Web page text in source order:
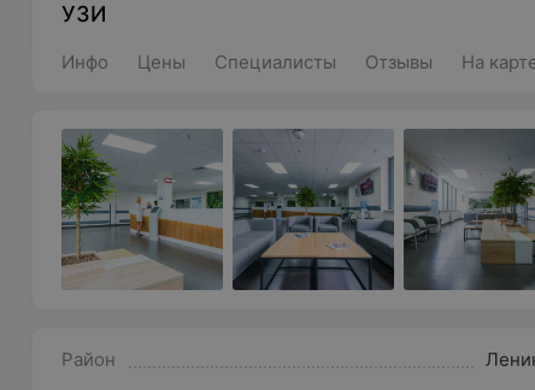
УЗИ
Инфо Цены Специалисты Отзывы На
Район